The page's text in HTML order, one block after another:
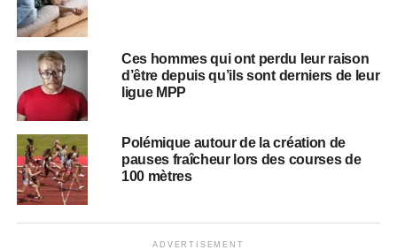
Ces hommes qui ont perdu leur raison
d’être depuis qu’ils sont derniers de leur
ligue MPP
Polémique autour de la création de
pauses fraîcheur lors des courses de
100 mètres
ADVERTISEMENT